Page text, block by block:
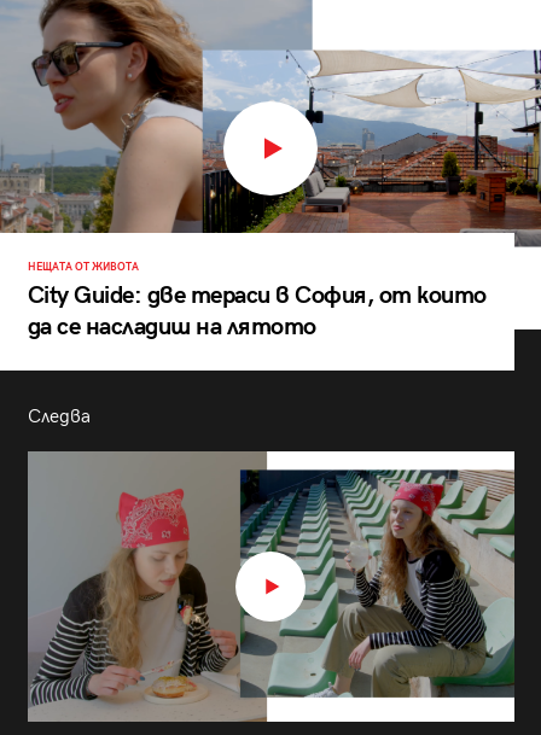
НЕЩАТА ОТ ЖИВОТА
City Guide: две тераси в София, от които
да се насладиш на лятото
Следва